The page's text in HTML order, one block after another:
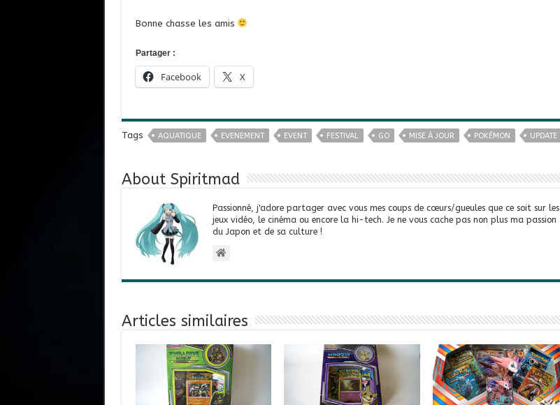
Bonne chasse les amis
Partager :
Facebook X
Tags AQUATIQUE EVENEMENT EVENT FESTIVAL GO MISE À JOUR POKÉMON UPDATE
About Spiritmad
Passionné, j'adore partager avec vous mes coups de cœurs/gueules que ce soit sur les
jeux vidéo, le cinéma ou encore la hi-tech. Je ne vous cache pas non plus ma passion
du Japon et de sa culture !
Articles similaires